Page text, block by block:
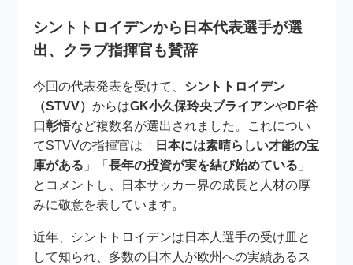
シントトロイデンから日本代表選手が選
出、クラブ指揮官も賛辞
今回の代表発表を受けて、 シントトロイデン
（STVV）からはGK小久保玲央ブライアンやDF谷
口彰悟など複数名が選出されました。これについ
てSTVVの指揮官は「 日本には素晴らしい才能の宝
庫がある 」「長年の投資が実を結び始めている 」
とコメントし、日本サッカー界の成長と人材の厚
みに敬意を表しています。
近年、シントトロイデンは日本人選手の受け皿と
して知られ、多数の日本人が欧州への実績あるス